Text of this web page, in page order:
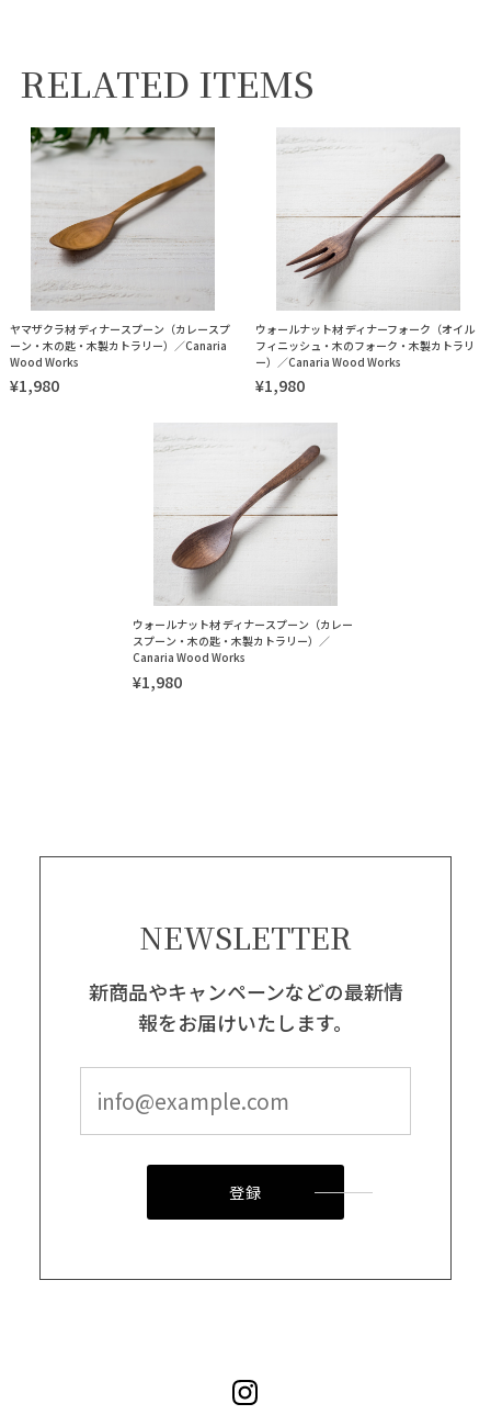
RELATED ITEMS
ヤマザクラ材 ディナースプーン（カレースプ
ーン・木の匙・木製カトラリー）／Canaria
Wood Works
¥1,980
ウォールナット材 ディナーフォーク（オイル
フィニッシュ・木のフォーク・木製カトラリ
ー）／Canaria Wood Works
¥1,980
ウォールナット材 ディナースプーン（カレー
スプーン・木の匙・木製カトラリー）／
Canaria Wood Works
¥1,980
NEWSLETTER
新商品やキャンペーンなどの最新情
報をお届けいたします。
登録